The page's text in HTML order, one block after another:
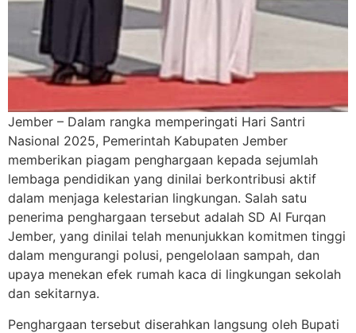
Jember – Dalam rangka memperingati Hari Santri
Nasional 2025, Pemerintah Kabupaten Jember
memberikan piagam penghargaan kepada sejumlah
lembaga pendidikan yang dinilai berkontribusi aktif
dalam menjaga kelestarian lingkungan. Salah satu
penerima penghargaan tersebut adalah SD Al Furqan
Jember, yang dinilai telah menunjukkan komitmen tinggi
dalam mengurangi polusi, pengelolaan sampah, dan
upaya menekan efek rumah kaca di lingkungan sekolah
dan sekitarnya.
Penghargaan tersebut diserahkan langsung oleh Bupati